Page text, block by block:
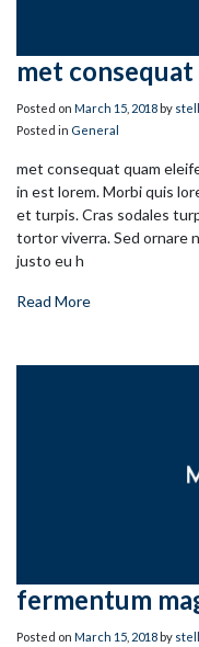
met consequat
Posted on March 15 2018by
Posted in General
met consequat quam
in est lorem. Morbi quis
et turpis. Cras sodales
tortor viverra. Sed ornare
justo eu h
Read More
fermentum
Posted on March 15 2018by